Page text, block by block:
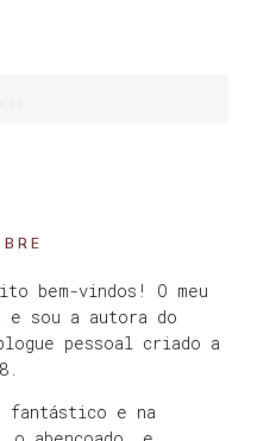
bem-vindos! O meu
e sou a autora do
pessoal criado a
fantástico e na